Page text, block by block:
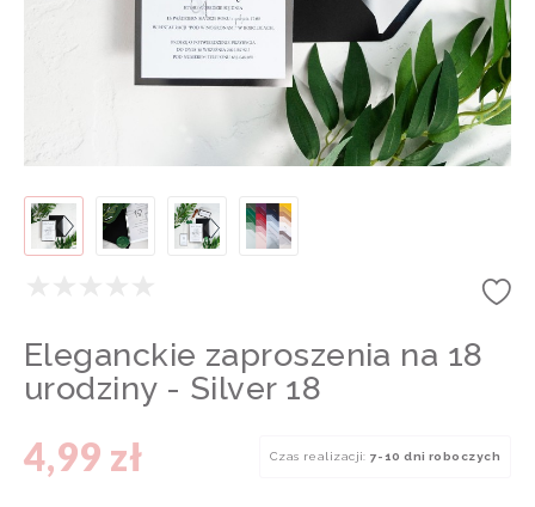
Eleganckie zaproszenia na 18
urodziny - Silver 18
4,99 zł Czas realizacji: 7-10 dni roboczych